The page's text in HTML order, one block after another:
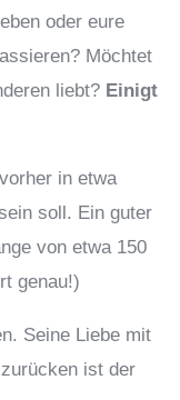
oder eure
Möchtet
liebt? Einigt
in etwa
soll. Ein guter
von etwa 150
genau!)
Seine Liebe mit
ist der